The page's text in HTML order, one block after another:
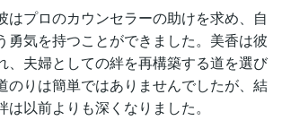
はプロのカウンセラーの助けを求め、自
勇気を持つことができました。美香は彼
、夫婦としての絆を再構築する道を選び
のりは簡単ではありませんでしたが、結
以前よりも深くなりました。